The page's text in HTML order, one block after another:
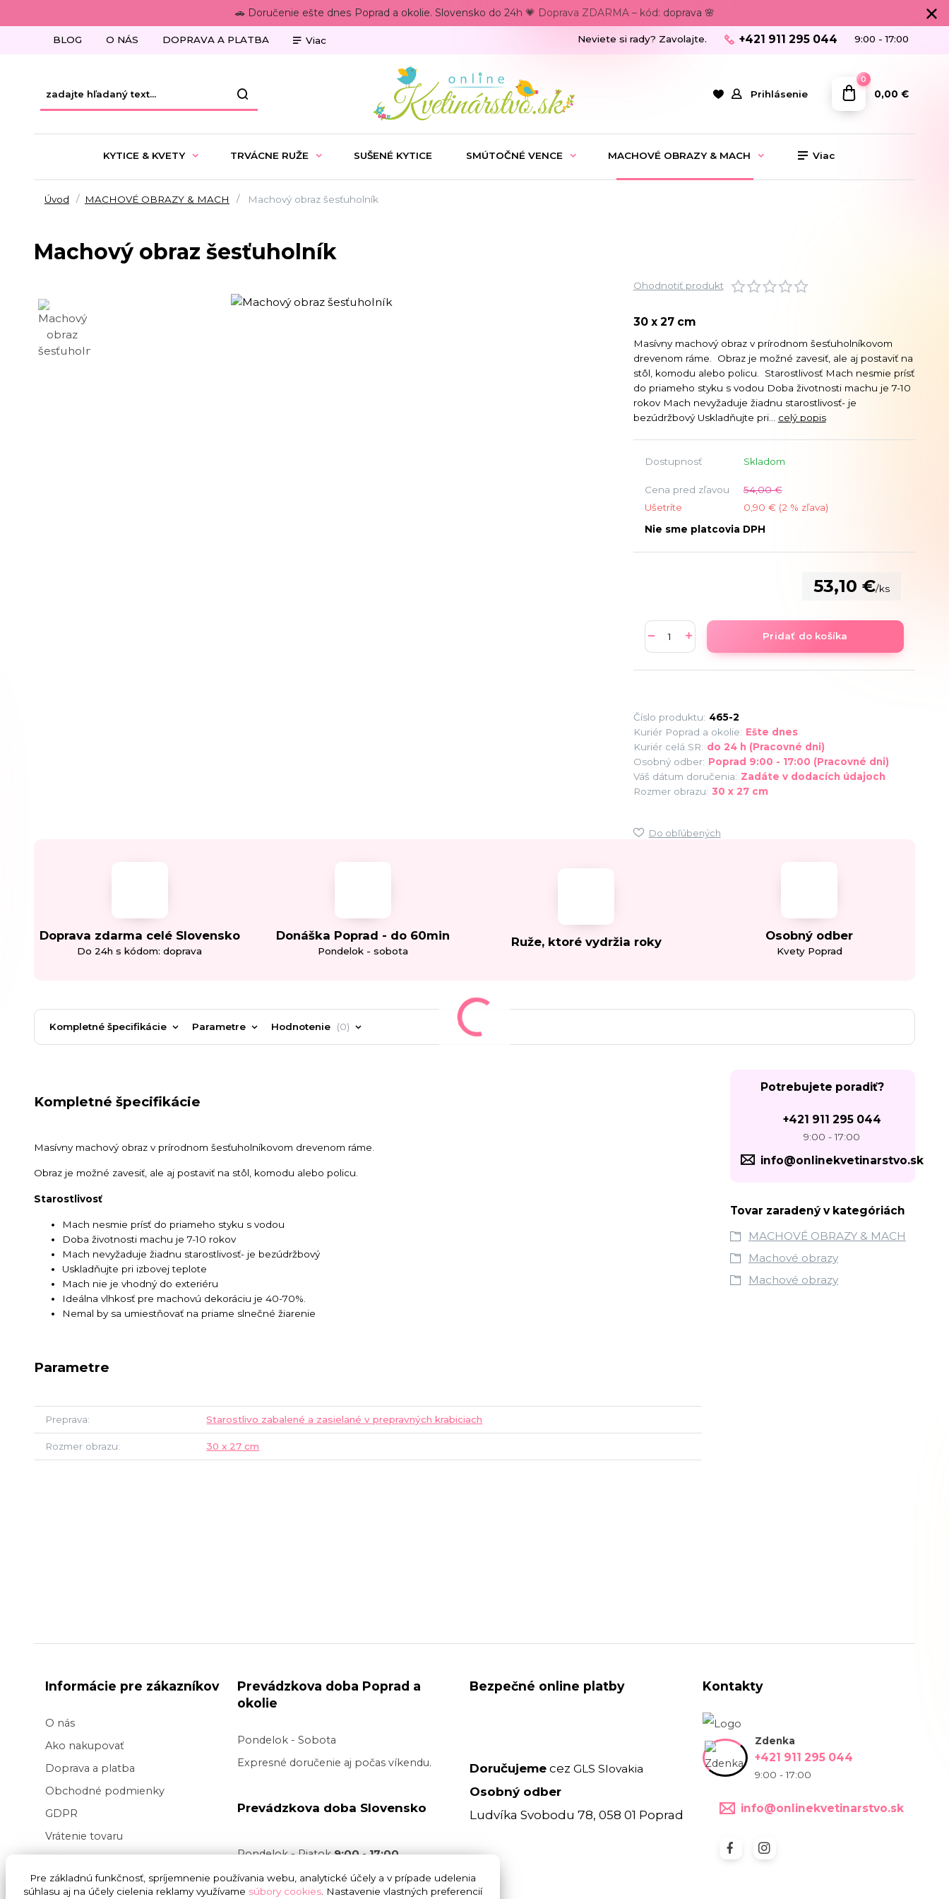
🚗 Doručenie ešte dnes Poprad a okolie. Slovensko do 24h 💗 Doprava ZDARMA – kód: doprava 🌸
BLOG O NÁS DOPRAVA A PLATBA Viac
Prihlásenie
Neviete si rady? Zavolajte. +421 911 295 044 9:00 - 17:00
0
0,00 €
KYTICE & KVETY TRVÁCNE RUŽE SUŠENÉ KYTICE SMÚTOČNÉ VENCE MACHOVÉ OBRAZY & MACH Viac
Úvod MACHOVÉ OBRAZY & MACH Machový obraz šesťuholník
Machový obraz šesťuholník
Ohodnotiť produkt
30 x 27 cm
Masívny machový obraz v prírodnom šesťuholníkovom
drevenom ráme. Obraz je možné zavesiť, ale aj postaviť na
stôl, komodu alebo policu. Starostlivosť Mach nesmie prísť
do priameho styku s vodou Doba životnosti machu je 7-10
rokov Mach nevyžaduje žiadnu starostlivosť- je
bezúdržbový Uskladňujte pri... celý popis
Dostupnosť Skladom
Cena pred zľavou
54,00 €
Ušetríte
0,90 € (2 % zľava)
Nie sme platcovia DPH
53,10 €/ks
Pridať do košíka
Číslo produktu: 465-2
Kuriér Poprad a okolie: Ešte dnes
Kuriér celá SR: do 24 h (Pracovné dni)
Osobný odber: Poprad 9:00 - 17:00 (Pracovné dni)
Váš dátum doručenia: Zadáte v dodacích údajoch
Rozmer obrazu: 30 x 27 cm
Do obľúbených
Doprava zdarma celé Slovensko
Do 24h s kódom: doprava
Donáška Poprad - do 60min
Pondelok - sobota
Ruže, ktoré vydržia roky Osobný odber
Kvety Poprad
Kompletné špecifikácie Parametre Hodnotenie 0
Kompletné špecifikácie
Masívny machový obraz v prírodnom šesťuholníkovom drevenom ráme.
Obraz je možné zavesiť, ale aj postaviť na stôl, komodu alebo policu.
Starostlivosť
Mach nesmie prísť do priameho styku s vodou
Doba životnosti machu je 7-10 rokov
Mach nevyžaduje žiadnu starostlivosť- je bezúdržbový
Uskladňujte pri izbovej teplote
Mach nie je vhodný do exteriéru
Ideálna vlhkosť pre machovú dekoráciu je 40-70%.
Nemal by sa umiestňovať na priame slnečné žiarenie
Parametre
Preprava Starostlivo zabalené a zasielané v prepravných krabiciach
Rozmer obrazu 30 x 27 cm
Potrebujete poradiť?
+421 911 295 044
9:00 - 17:00
info@onlinekvetinarstvo.sk
Tovar zaradený v kategóriách
MACHOVÉ OBRAZY & MACH
Machové obrazy
Machové obrazy
Informácie pre zákazníkov
O nás
Ako nakupovať
Doprava a platba
Obchodné podmienky
GDPR
Vrátenie tovaru
Veľkoobchod kvetov
Blog
Prevádzkova doba Poprad a
okolie
Pondelok - Sobota
Expresné doručenie aj počas víkendu.
Prevádzkova doba Slovensko
Pondelok - Piatok9:00 - 17:00
Doručenie v pracovný deň je realizované
Bezpečné online platby
Doručujeme cezGLS Slovakia
Osobný odber
Ludvíka Svobodu 78, 058 01 Poprad
Kontakty
Zdenka
+421 911 295 044
9:00 - 17:00
info@onlinekvetinarstvo.sk
Pre základnú funkčnosť, spríjemnenie používania webu, analytické účely a v prípade udelenia
súhlasu aj na účely cielenia reklamy využívame súbory cookies . Nastavenie vlastných preferencií